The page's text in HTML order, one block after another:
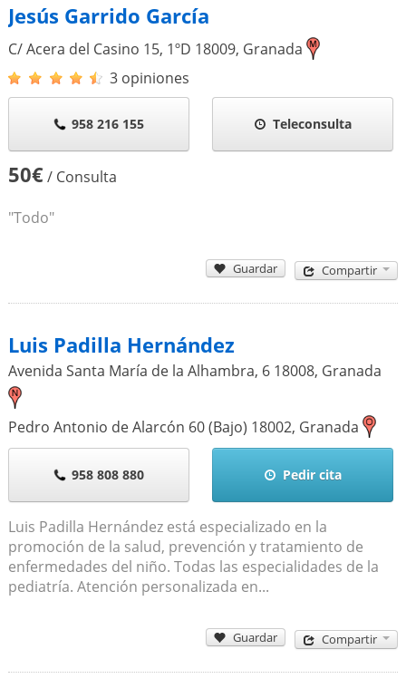
Jesús Garrido García
C/ Acera del Casino 15, 1ºD 18009, Granada
3 opiniones
958 216 155 Teleconsulta
50€/ Consulta
"Todo"
Guardar Compartir
Luis Padilla Hernández
Avenida Santa María de la Alhambra, 6 18008, Granada
Pedro Antonio de Alarcón 60 (Bajo) 18002, Granada
958 808 880 Pedir cita
Luis Padilla Hernández está especializado en la
promoción de la salud, prevención y tratamiento de
enfermedades del niño. Todas las especialidades de la
pediatría. Atención personalizada en...
Guardar Compartir